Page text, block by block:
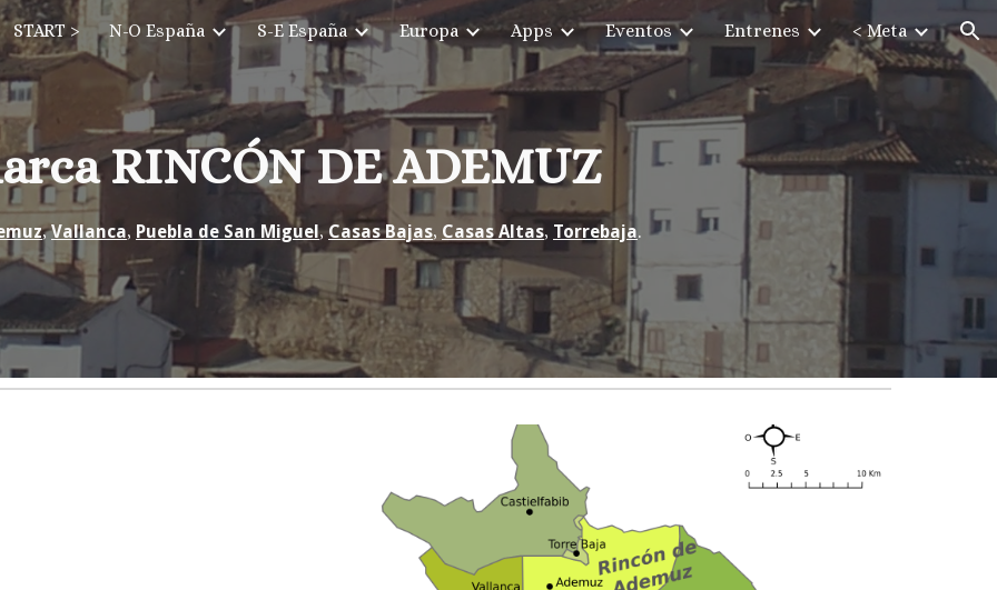
to main content Skip to navigation
START > N-O España S-E España Europa Apps Eventos Entrenes < Meta
RINCÓN DE ADEMUZ
,Vallanca, Puebla de San Miguel,Casas Bajas, Casas Altas, Torrebaja.